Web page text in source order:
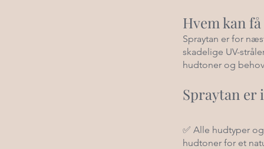
Hvem kan
Spraytan er for
skadelige UV-
hudtoner og
Spraytan er
✅ Alle hudtyper
hudtoner for et